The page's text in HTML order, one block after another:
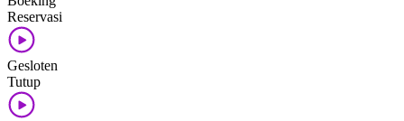
Reservasi
Gesloten
Tutup